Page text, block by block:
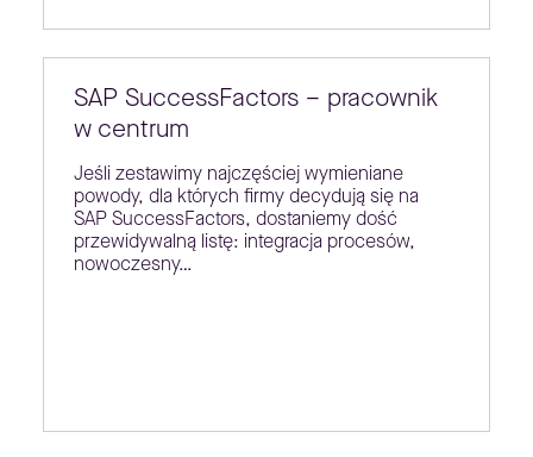
SAP SuccessFactors – pracownik
w centrum
Jeśli zestawimy najczęściej wymieniane
powody, dla których firmy decydują się na
SAP SuccessFactors, dostaniemy dość
przewidywalną listę: integracja procesów,
nowoczesny…